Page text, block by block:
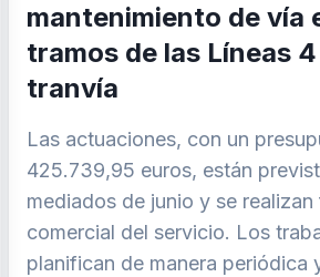
mantenimiento de vía
tramos de las Líneas
tranvía
Las actuaciones, con un
425.739,95 euros, están
mediados de junio y se
comercial del servicio. Los
planifican de manera periódica